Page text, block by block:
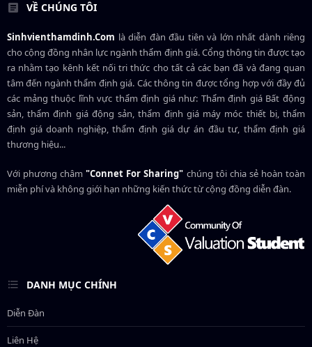
VỀ CHÚNG TÔI
Sinhvienthamdinh.Com là diễn đàn đầu tiên và lớn nhất dành riêng
cho cộng đồng nhân lực ngànhthẩm định giá. Cổng thông tin được tạo
ra nhằm tạo kênh kết nối tri thức cho tất cả các bạn đã và đang quan
tâm đến ngành thẩm định giá. Các thông tin được tổng hợp với đầy đủ
các mảng thuộc lĩnh vực thẩm định giá như: Thẩm định giá Bất động
sản, thẩm định giá động sản, thẩm định giá máy móc thiết bị, thẩm
định giá doanh nghiệp, thẩm định giá dự án đầu tư, thẩm định giá
thương hiệu...
Với phương châm"Connet For Sharing" chúng tôi chia sẻ hoàn toàn
miễn phí và không giới hạn những kiến thức từ cộng đồng diễn đàn.
DANH MỤC CHÍNH
Diễn Đàn
Liên Hệ